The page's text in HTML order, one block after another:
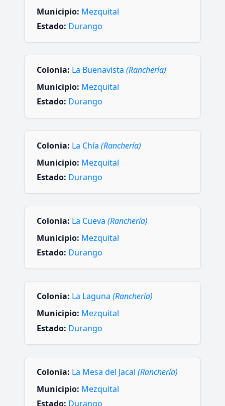
Municipio: Mezquital
Estado: Durango
Colonia: La Buenavista (Ranchería)
Municipio: Mezquital
Estado: Durango
Colonia: La Chía (Ranchería)
Municipio: Mezquital
Estado: Durango
Colonia: La Cueva (Ranchería)
Municipio: Mezquital
Estado: Durango
Colonia: La Laguna (Ranchería)
Municipio: Mezquital
Estado: Durango
Colonia: La Mesa del Jacal (Ranchería)
Municipio: Mezquital
Estado: Durango